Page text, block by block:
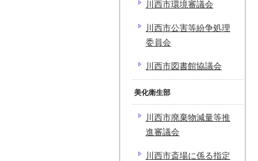
川西市環境審議会
川西市公害等紛争処理
委員会
川西市図書館協議会
美化衛生部
川西市廃棄物減量等推
進審議会
川西市斎場に係る指定